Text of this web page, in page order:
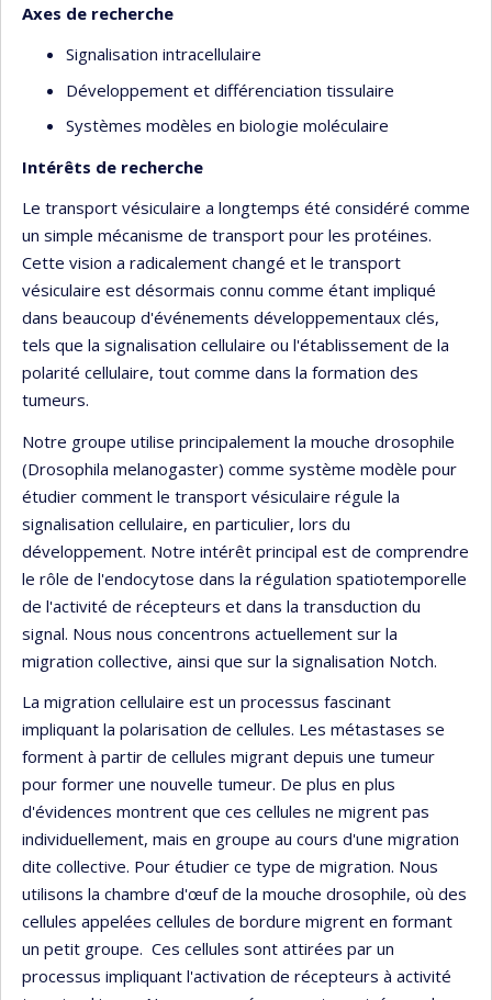
Axes de recherche
Signalisation intracellulaire
Développement et différenciation tissulaire
Systèmes modèles en biologie moléculaire
Intérêts de recherche
Le transport vésiculaire a longtemps été considéré comme
un simple mécanisme de transport pour les protéines.
Cette vision a radicalement changé et le transport
vésiculaire est désormais connu comme étant impliqué
dans beaucoup d'événements développementaux clés,
tels que la signalisation cellulaire ou l'établissement de la
polarité cellulaire, tout comme dans la formation des
tumeurs.
Notre groupe utilise principalement la mouche drosophile
(Drosophila melanogaster) comme système modèle pour
étudier comment le transport vésiculaire régule la
signalisation cellulaire, en particulier, lors du
développement. Notre intérêt principal est de comprendre
le rôle de l'endocytose dans la régulation spatiotemporelle
de l'activité de récepteurs et dans la transduction du
signal. Nous nous concentrons actuellement sur la
migration collective, ainsi que sur la signalisation Notch.
La migration cellulaire est un processus fascinant
impliquant la polarisation de cellules. Les métastases se
forment à partir de cellules migrant depuis une tumeur
pour former une nouvelle tumeur. De plus en plus
d'évidences montrent que ces cellules ne migrent pas
individuellement, mais en groupe au cours d'une migration
dite collective. Pour étudier ce type de migration. Nous
utilisons la chambre d'œuf de la mouche drosophile, où des
cellules appelées cellules de bordure migrent en formant
un petit groupe. Ces cellules sont attirées par un
processus impliquant l'activation de récepteurs à activité